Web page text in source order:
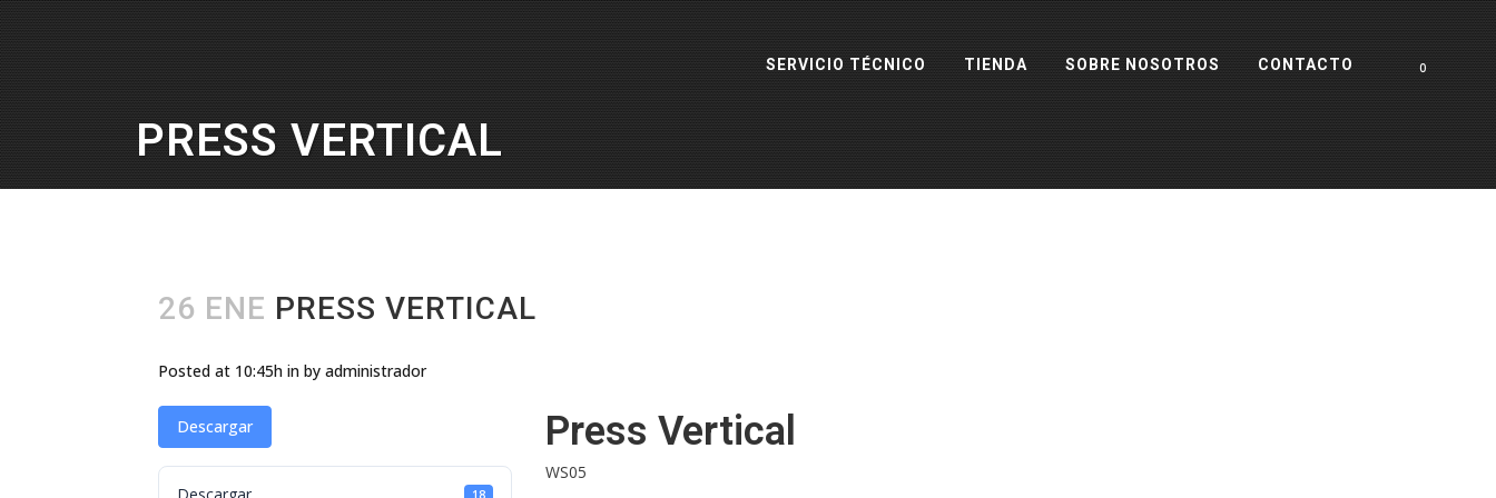
0
SERVICIO TÉCNICO TIENDA SOBRE NOSOTROS CONTACTO
PRESS VERTICAL
26 ENE PRESS VERTICAL
Posted at 10:45h in by administrador
Descargar
18
Press Vertical
WS05